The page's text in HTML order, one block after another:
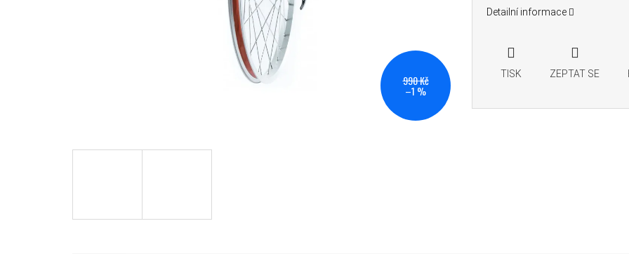
990 Kč
–1 %
Detailní informace
TISK ZEPTAT SE